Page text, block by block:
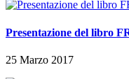
Presentazione del libro
25 Marzo 2017